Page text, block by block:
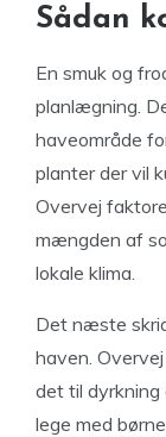
Sådan
En smuk og
planlægning.
haveområde
planter der vil
Overvej
mængden af
lokale klima.
Det næste
haven.
det til dyrkning
lege med